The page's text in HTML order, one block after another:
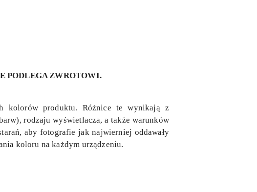
PODLEGA ZWROTOWI.
kolorów produktu. Różnice te wynikają z
rodzaju wyświetlacza, a także warunków
aby fotografie jak najwierniej oddawały
koloru na każdym urządzeniu.